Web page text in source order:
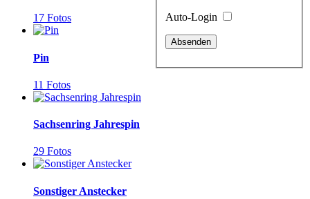
Auto-Login
17 Fotos
Pin
11 Fotos
Sachsenring Jahrespin
29 Fotos
Sonstiger Anstecker